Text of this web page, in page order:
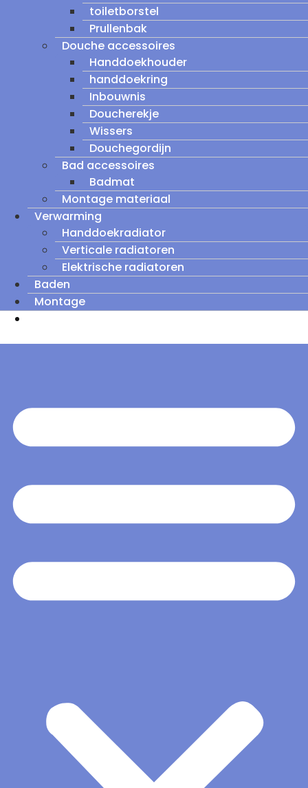
toiletborstel
Prullenbak
Douche accessoires
Handdoekhouder
handdoekring
Inbouwnis
Doucherekje
Wissers
Douchegordijn
Bad accessoires
Badmat
Montage materiaal
Verwarming
Handdoekradiator
Verticale radiatoren
Elektrische radiatoren
Baden
Montage